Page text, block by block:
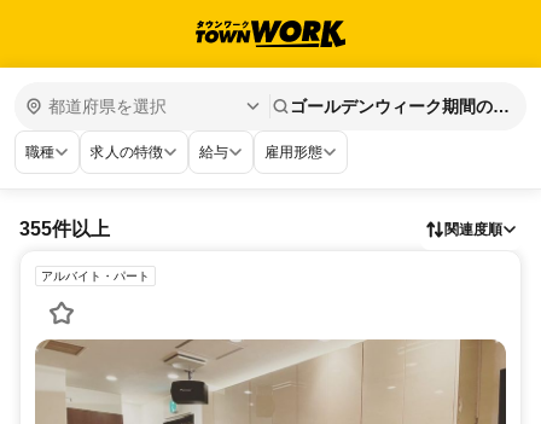
ゴールデンウィーク期間の仕
事
職種 求人の特徴 給与 雇用形態
355件以上 関連度順
アルバイト・パート